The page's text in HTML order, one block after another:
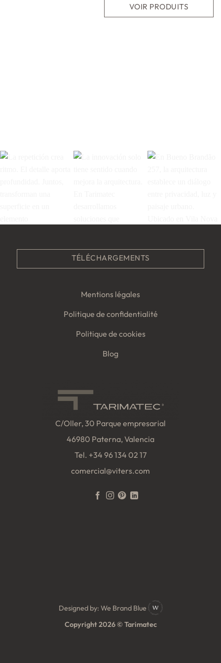
VOIR PRODUITS
TÉLÉCHARGEMENTS
Mentions légales
Politique de confidentialité
Politique de cookies
Blog
C/Oller, 30 Parque empresarial
46980 Paterna, Valencia
Tel. +34 96 134 02 17
comercial@viters.com
Designed by: We Brand Blue
Copyright 2026 © Tarimatec